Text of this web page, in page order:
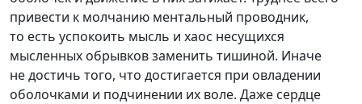
привести к молчанию ментальный проводник,
то есть успокоить мысль и хаос несущихся
мысленных обрывков заменить тишиной. Иначе
не достичь того, что достигается при овладении
оболочками и подчинении их воле. Даже сердце